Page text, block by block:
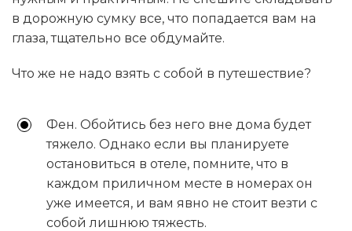
в дорожную сумку все, что попадается вам на
глаза, тщательно все обдумайте.
Что же не надо взять с собой в путешествие?
Фен. Обойтись без него вне дома будет
тяжело. Однако если вы планируете
остановиться в отеле, помните, что в
каждом приличном месте в номерах он
уже имеется, и вам явно не стоит везти с
собой лишнюю тяжесть.